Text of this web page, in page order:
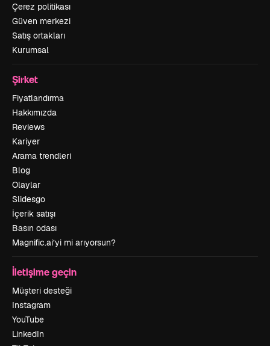
Çerez politikası
Güven merkezi
Satış ortakları
Kurumsal
Şirket
Fiyatlandırma
Hakkımızda
Reviews
Kariyer
Arama trendleri
Blog
Olaylar
Slidesgo
İçerik satışı
Basın odası
Magnific.ai’yi mi arıyorsun?
İletişime geçin
Müşteri desteği
Instagram
YouTube
LinkedIn